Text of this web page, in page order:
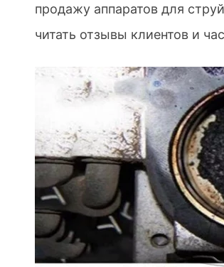
продажу аппаратов для
читать отзывы клиентов и